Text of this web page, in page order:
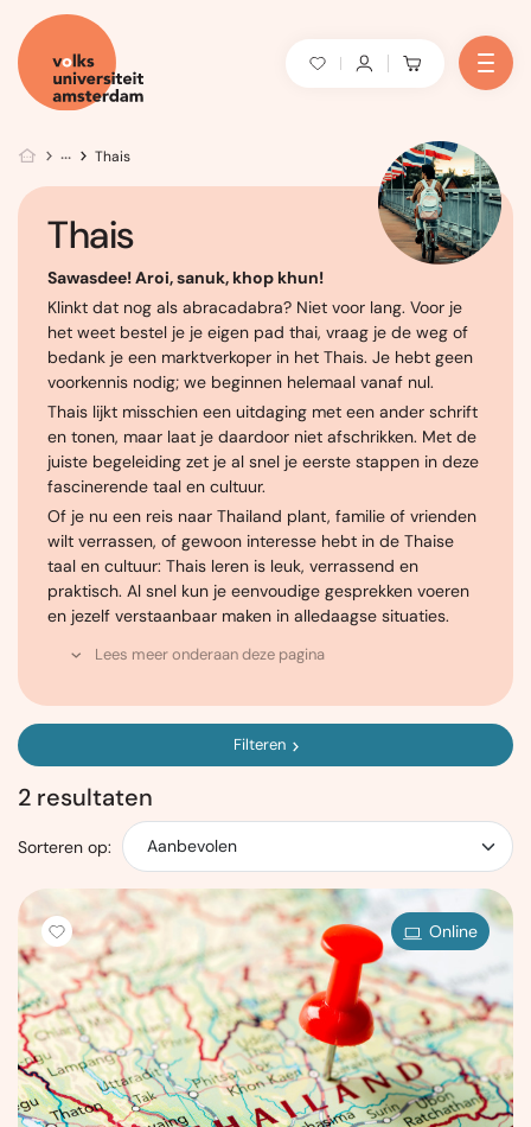
Thais
Thais
Sawasdee! Aroi, sanuk, khop khun!
Klinkt dat nog als abracadabra? Niet voor lang. Voor je
het weet bestel je je eigen pad thai, vraag je de weg of
bedank je een marktverkoper in het Thais. Je hebt geen
voorkennis nodig; we beginnen helemaal vanaf nul.
Thais lijkt misschien een uitdaging met een ander schrift
en tonen, maar laat je daardoor niet afschrikken. Met de
juiste begeleiding zet je al snel je eerste stappen in deze
fascinerende taal en cultuur.
Of je nu een reis naar Thailand plant, familie of vrienden
wilt verrassen, of gewoon interesse hebt in de Thaise
taal en cultuur: Thais leren is leuk, verrassend en
praktisch. Al snel kun je eenvoudige gesprekken voeren
en jezelf verstaanbaar maken in alledaagse situaties.
Lees meer onderaan deze pagina
Filteren
2 resultaten
Sorteren op:
Online